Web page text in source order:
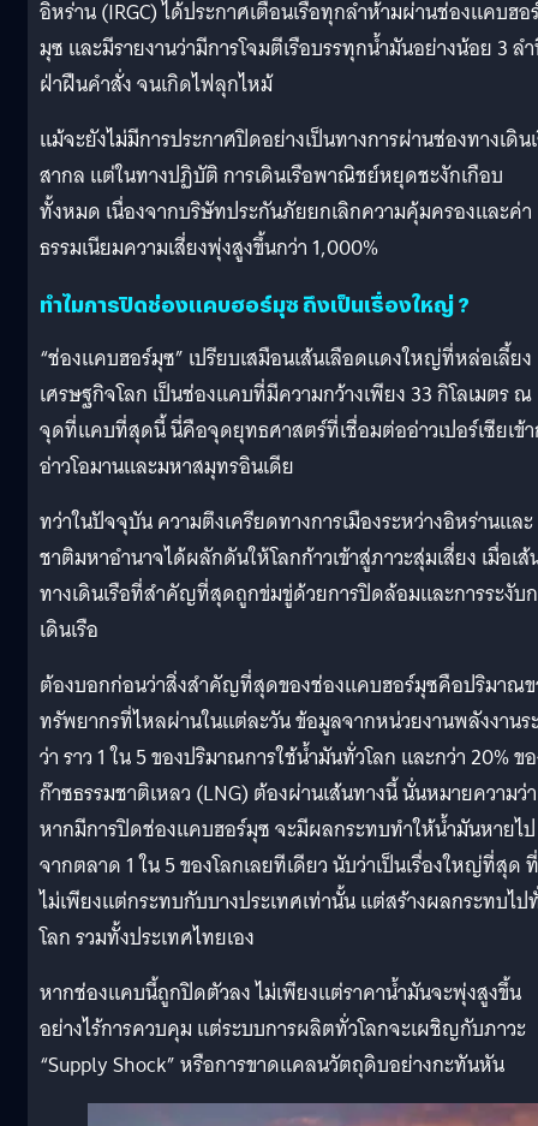
อิหร่าน (IRGC) ได้ประกาศเตือนเรือทุกลำห้ามผ่านช่องแคบฮอ
มุซ และมีรายงานว่ามีการโจมตีเรือบรรทุกน้ำมันอย่างน้อย 3 ล
ฝ่าฝืนคำสั่ง จนเกิดไฟลุกไหม้
แม้จะยังไม่มีการประกาศปิดอย่างเป็นทางการผ่านช่องทางเดิน
สากล แต่ในทางปฏิบัติ การเดินเรือพาณิชย์หยุดชะงักเกือบ
ทั้งหมด เนื่องจากบริษัทประกันภัยยกเลิกความคุ้มครองและค่า
ธรรมเนียมความเสี่ยงพุ่งสูงขึ้นกว่า 1,000%
ทำไมการปิดช่องแคบฮอร์มุซ ถึงเป็นเรื่องใหญ่ ?
“ช่องแคบฮอร์มุซ” เปรียบเสมือนเส้นเลือดแดงใหญ่ที่หล่อเลี้ยง
เศรษฐกิจโลก เป็นช่องแคบที่มีความกว้างเพียง 33 กิโลเมตร ณ
จุดที่แคบที่สุดนี้ นี่คือจุดยุทธศาสตร์ที่เชื่อมต่ออ่าวเปอร์เซียเข้
อ่าวโอมานและมหาสมุทรอินเดีย
ทว่าในปัจจุบัน ความตึงเครียดทางการเมืองระหว่างอิหร่านและ
ชาติมหาอำนาจได้ผลักดันให้โลกก้าวเข้าสู่ภาวะสุ่มเสี่ยง เมื่อเส้
ทางเดินเรือที่สำคัญที่สุดถูกข่มขู่ด้วยการปิดล้อมและการระงับ
เดินเรือ
ต้องบอกก่อนว่าสิ่งสำคัญที่สุดของช่องแคบฮอร์มุซคือปริมาณ
ทรัพยากรที่ไหลผ่านในแต่ละวัน ข้อมูลจากหน่วยงานพลังงานร
ว่า ราว 1 ใน 5 ของปริมาณการใช้น้ำมันทั่วโลก และกว่า 20% ข
ก๊าซธรรมชาติเหลว (LNG) ต้องผ่านเส้นทางนี้ นั่นหมายความว่า
หากมีการปิดช่องแคบฮอร์มุซ จะมีผลกระทบทำให้น้ำมันหายไป
จากตลาด 1 ใน 5 ของโลกเลยทีเดียว นับว่าเป็นเรื่องใหญ่ที่สุด ที่
ไม่เพียงแต่กระทบกับบางประเทศเท่านั้น แต่สร้างผลกระทบไป
โลก รวมทั้งประเทศไทยเอง
หากช่องแคบนี้ถูกปิดตัวลง ไม่เพียงแต่ราคาน้ำมันจะพุ่งสูงขึ้น
อย่างไร้การควบคุม แต่ระบบการผลิตทั่วโลกจะเผชิญกับภาวะ
“Supply Shock” หรือการขาดแคลนวัตถุดิบอย่างกะทันหัน